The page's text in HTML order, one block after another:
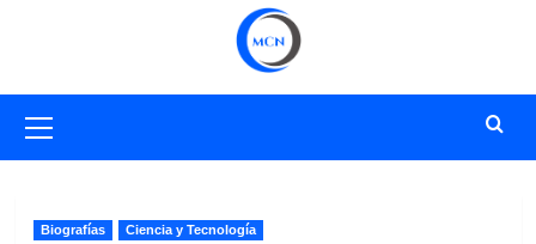
primario
Biografías Ciencia y Tecnología